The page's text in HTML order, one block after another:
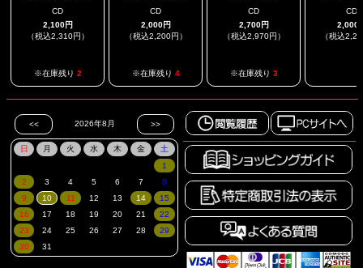
CD
2,100円
（税込2,310円）
※在庫残り 2
CD
2,000円
（税込2,200円）
※在庫残り 4
CD
2,700円
（税込2,970円）
※在庫残り 3
CD
2,000
（税込